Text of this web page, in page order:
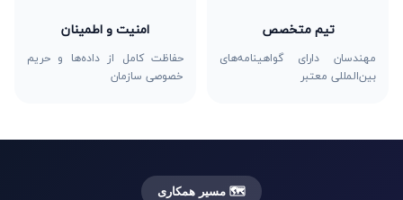
تیم متخصص
مهندسان دارای گواهینامه‌های
بین‌المللی معتبر
امنیت و اطمینان
حفاظت کامل از داده‌ها و حریم
خصوصی سازمان
🗺️ مسیر همکاری